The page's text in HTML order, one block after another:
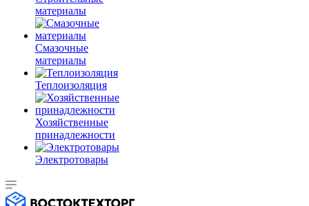
материалы
Смазочные
материалы
Теплоизоляция
Хозяйственные
принадлежности
Электротовары